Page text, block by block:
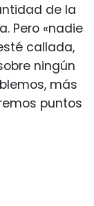
de la
Pero «nadie
callada,
ningún
más
puntos